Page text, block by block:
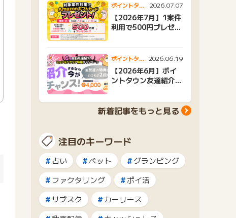
ポイントタウ
ンニュース
2026.07.07
【2026年7月】1案件
利用で500円プレゼン
ポイントタウ
ンニュース
2026.06.19
【2026年6月】ポイ
ントタウン友達紹介キ
新着記事をもっと見る
注目のキーワード
占い ペット
グランピング
ファクタリング
ポイ活
サブスク
カーリース